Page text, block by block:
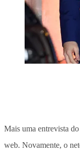
Mais uma entrevista do
web. Novamente, o